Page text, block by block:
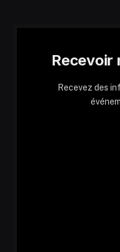
Recevez des